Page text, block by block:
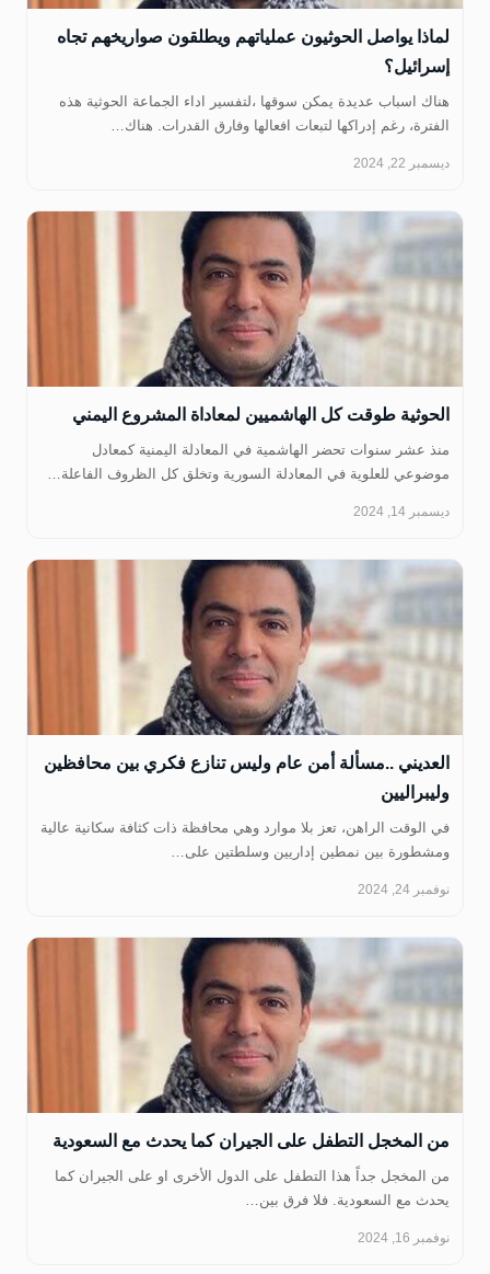
لماذا يواصل الحوثيون عملياتهم ويطلقون صواريخهم تجاه
إسرائيل؟
هناك اسباب عديدة يمكن سوقها ،لتفسير اداء الجماعة الحوثية هذه
الفترة، رغم إدراكها لتبعات افعالها وفارق القدرات. هناك…
ديسمبر 22, 2024
الحوثية طوقت كل الهاشميين لمعاداة المشروع اليمني
‏منذ عشر سنوات تحضر الهاشمية في المعادلة اليمنية كمعادل
موضوعي للعلوية في المعادلة السورية وتخلق كل الظروف الفاعلة…
ديسمبر 14, 2024
العديني ..مسألة أمن عام وليس تنازع فكري بين محافظين
وليبراليين
في الوقت الراهن، تعز بلا موارد وهي محافظة ذات كثافة سكانية عالية
ومشطورة بين نمطين إداريين وسلطتين على…
نوفمبر 24, 2024
من المخجل التطفل على الجيران كما يحدث مع السعودية
‏من المخجل جداً هذا التطفل على الدول الأخرى او على الجيران كما
يحدث مع السعودية. فلا فرق بين…
نوفمبر 16, 2024